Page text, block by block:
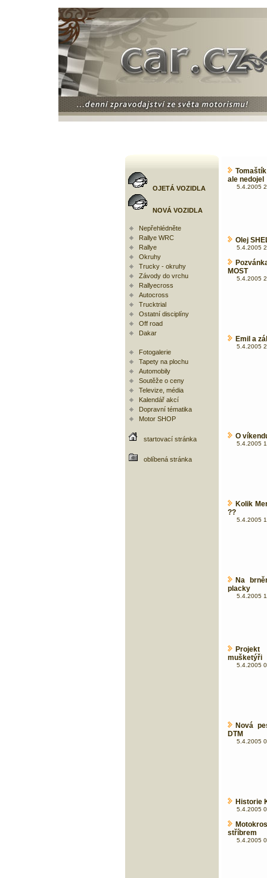
OJETÁ VOZIDLA
NOVÁ VOZIDLA
Nepřehlédněte
Rallye WRC
Rallye
Okruhy
Trucky - okruhy
Závody do vrchu
Rallyecross
Autocross
Trucktrial
Ostatní disciplíny
Off road
Dakar
Fotogalerie
Tapety na plochu
Automobily
Soutěže o ceny
Televize, média
Kalendář akcí
Dopravní tématika
Motor SHOP
startovací stránka
oblíbená stránka
ale nedojel
5.4.2005
Olej
5.4.2005
MOST
5.4.2005
Emil a
5.4.2005
O
5.4.2005
Kolik
??
5.4.2005
Na
placky
5.4.2005
Projekt
mušketýři
5.4.2005
Nová
DTM
5.4.2005
Historie
5.4.2005
stříbrem
5.4.2005